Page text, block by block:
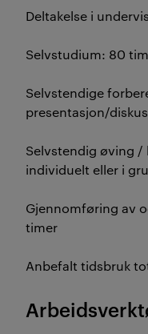
Deltakelse i
Selvstudium: 80
Selvstendige
presentasjon/
Selvstendig øving /
individuelt eller i
Gjennomføring av
timer
Anbefalt tidsbruk